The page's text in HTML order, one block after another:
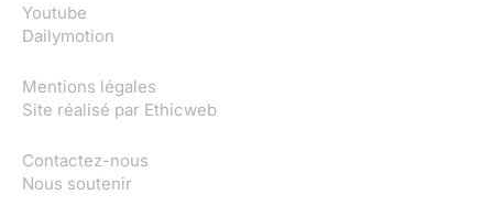
Youtube
Dailymotion
Mentions légales
Site réalisé par Ethicweb
Contactez-nous
Nous soutenir